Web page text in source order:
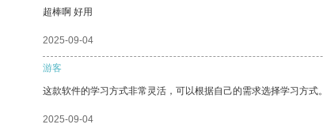
超棒啊 好用
2025-09-04
游客
这款软件的学习方式非常灵活，可以根据自己的需求选择学习方式。
2025-09-04